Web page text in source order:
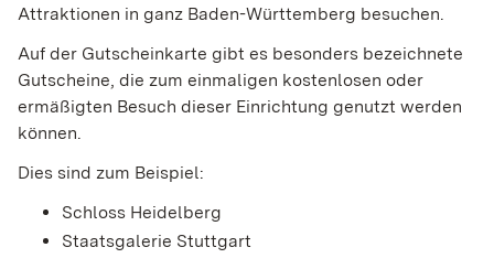
Attraktionen in ganz Baden-Württemberg besuchen.
Auf der Gutscheinkarte gibt es besonders bezeichnete
Gutscheine, die zum einmaligen kostenlosen oder
ermäßigten Besuch dieser Einrichtung genutzt werden
können.
Dies sind zum Beispiel:
Schloss Heidelberg
Staatsgalerie Stuttgart